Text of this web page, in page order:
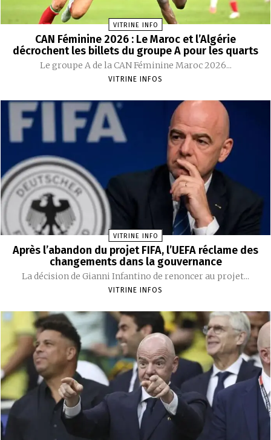
VITRINE INFO
CAN Féminine 2026 : Le Maroc et l’Algérie
décrochent les billets du groupe A pour les quarts
Le groupe A de la CAN Féminine Maroc 2026...
VITRINE INFOS
VITRINE INFO
Après l’abandon du projet FIFA, l’UEFA réclame des
changements dans la gouvernance
La décision de Gianni Infantino de renoncer au projet...
VITRINE INFOS